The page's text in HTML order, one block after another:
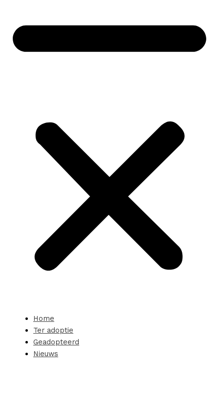
Home
Ter adoptie
Geadopteerd
Nieuws